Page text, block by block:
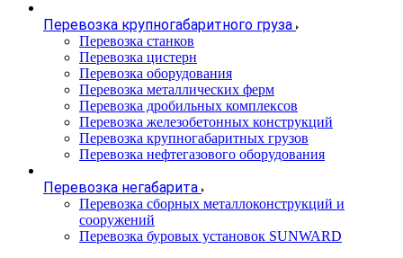
Перевозка крупногабаритного груза
Перевозка станков
Перевозка цистерн
Перевозка оборудования
Перевозка металлических ферм
Перевозка дробильных комплексов
Перевозка железобетонных конструкций
Перевозка крупногабаритных грузов
Перевозка нефтегазового оборудования
Перевозка негабарита
Перевозка сборных металлоконструкций и
сооружений
Перевозка буровых установок SUNWARD